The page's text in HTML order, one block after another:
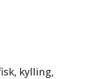
kylling,